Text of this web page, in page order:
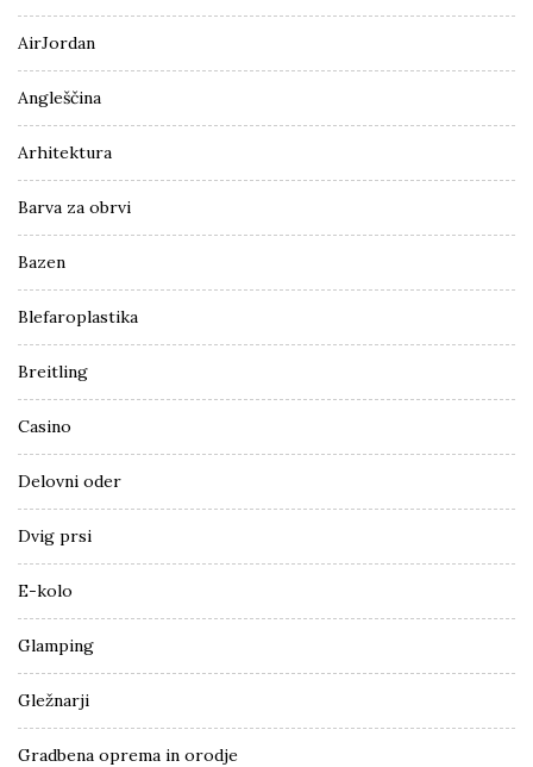
AirJordan
Angleščina
Arhitektura
Barva za obrvi
Bazen
Blefaroplastika
Breitling
Casino
Delovni oder
Dvig prsi
E-kolo
Glamping
Gležnarji
Gradbena oprema in orodje